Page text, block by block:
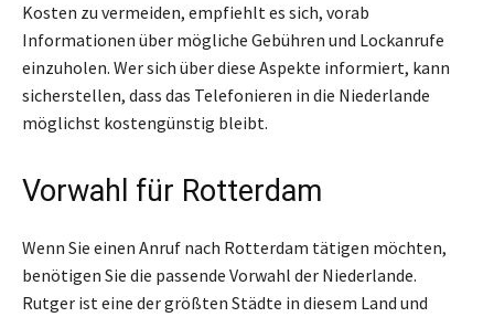
Kosten zu vermeiden, empfiehlt es sich, vorab
Informationen über mögliche Gebühren und Lockanrufe
einzuholen. Wer sich über diese Aspekte informiert, kann
sicherstellen, dass das Telefonieren in die Niederlande
möglichst kostengünstig bleibt.
Vorwahl für Rotterdam
Wenn Sie einen Anruf nach Rotterdam tätigen möchten,
benötigen Sie die passende Vorwahl der Niederlande.
Rutger ist eine der größten Städte in diesem Land und